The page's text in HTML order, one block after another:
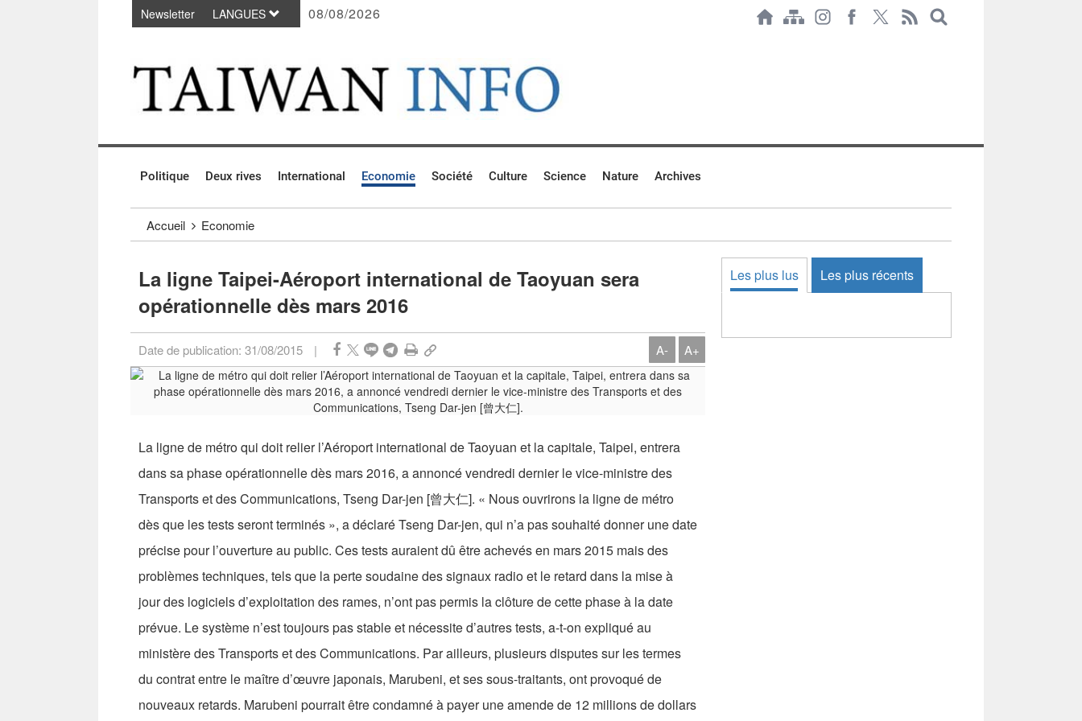
Passer au contenu principal
Newsletter LANGUES 08/08/2026
Politique Deux rives International Economie Société Culture Science Nature Archives
Accueil Economie
La ligne Taipei-Aéroport international de Taoyuan sera
opérationnelle dès mars 2016
Date de publication: 31/08/2015 | A- A+
La ligne de métro qui doit relier l’Aéroport international de Taoyuan et la capitale, Taipei, entrera
dans sa phase opérationnelle dès mars 2016, a annoncé vendredi dernier le vice-ministre des
Transports et des Communications, Tseng Dar-jen [曾大仁]. « Nous ouvrirons la ligne de métro
dès que les tests seront terminés », a déclaré Tseng Dar-jen, qui n’a pas souhaité donner une date
précise pour l’ouverture au public. Ces tests auraient dû être achevés en mars 2015 mais des
problèmes techniques, tels que la perte soudaine des signaux radio et le retard dans la mise à
jour des logiciels d’exploitation des rames, n’ont pas permis la clôture de cette phase à la date
prévue. Le système n’est toujours pas stable et nécessite d’autres tests, a-t-on expliqué au
ministère des Transports et des Communications. Par ailleurs, plusieurs disputes sur les termes
du contrat entre le maître d’œuvre japonais, Marubeni, et ses sous-traitants, ont provoqué de
nouveaux retards. Marubeni pourrait être condamné à payer une amende de 12 millions de dollars
Les plus lus Les plus récents